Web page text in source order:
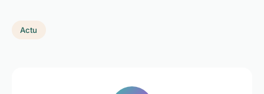
Actu